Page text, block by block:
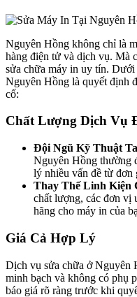
Nguyên Hồng không chỉ là
hàng điện tử và dịch vụ. Mà
sửa chữa máy in uy tín.
Nguyên Hồng là quyết định
cố:
Chất Lượng Dịch Vụ
Đội Ngũ Kỹ Thuật
Nguyên Hồng thường
lý nhiều vấn đề từ đơn
Thay Thế Linh Kiện
chất lượng, các đơn vị
hãng cho máy in của
Giá Cả Hợp Lý
Dịch vụ sửa chữa ở Nguyên
minh bạch và không có phụ
báo giá rõ ràng trước khi